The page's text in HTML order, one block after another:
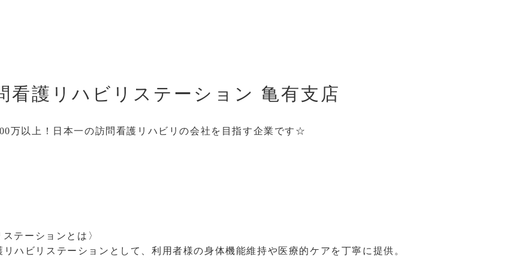
看護リハビリステーション 亀有支店
万以上！日本一の訪問看護リハビリの会社を目指す企業です☆
テーションとは〉
ハビリステーションとして、利用者様の身体機能維持や医療的ケアを丁寧に提供。